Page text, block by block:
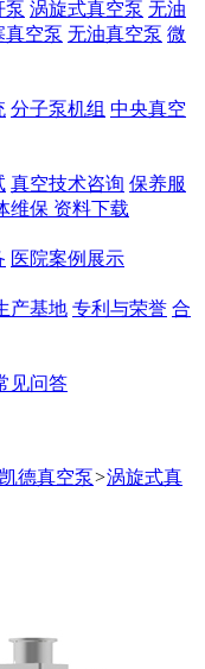
泵 涡旋式真空泵 无油
真空泵 无油真空泵 微
分子泵机组 中央真空
真空技术咨询 保养服
维保 资料下载
医院案例展示
产基地 专利与荣誉 合
见问答
德真空泵>涡旋式真